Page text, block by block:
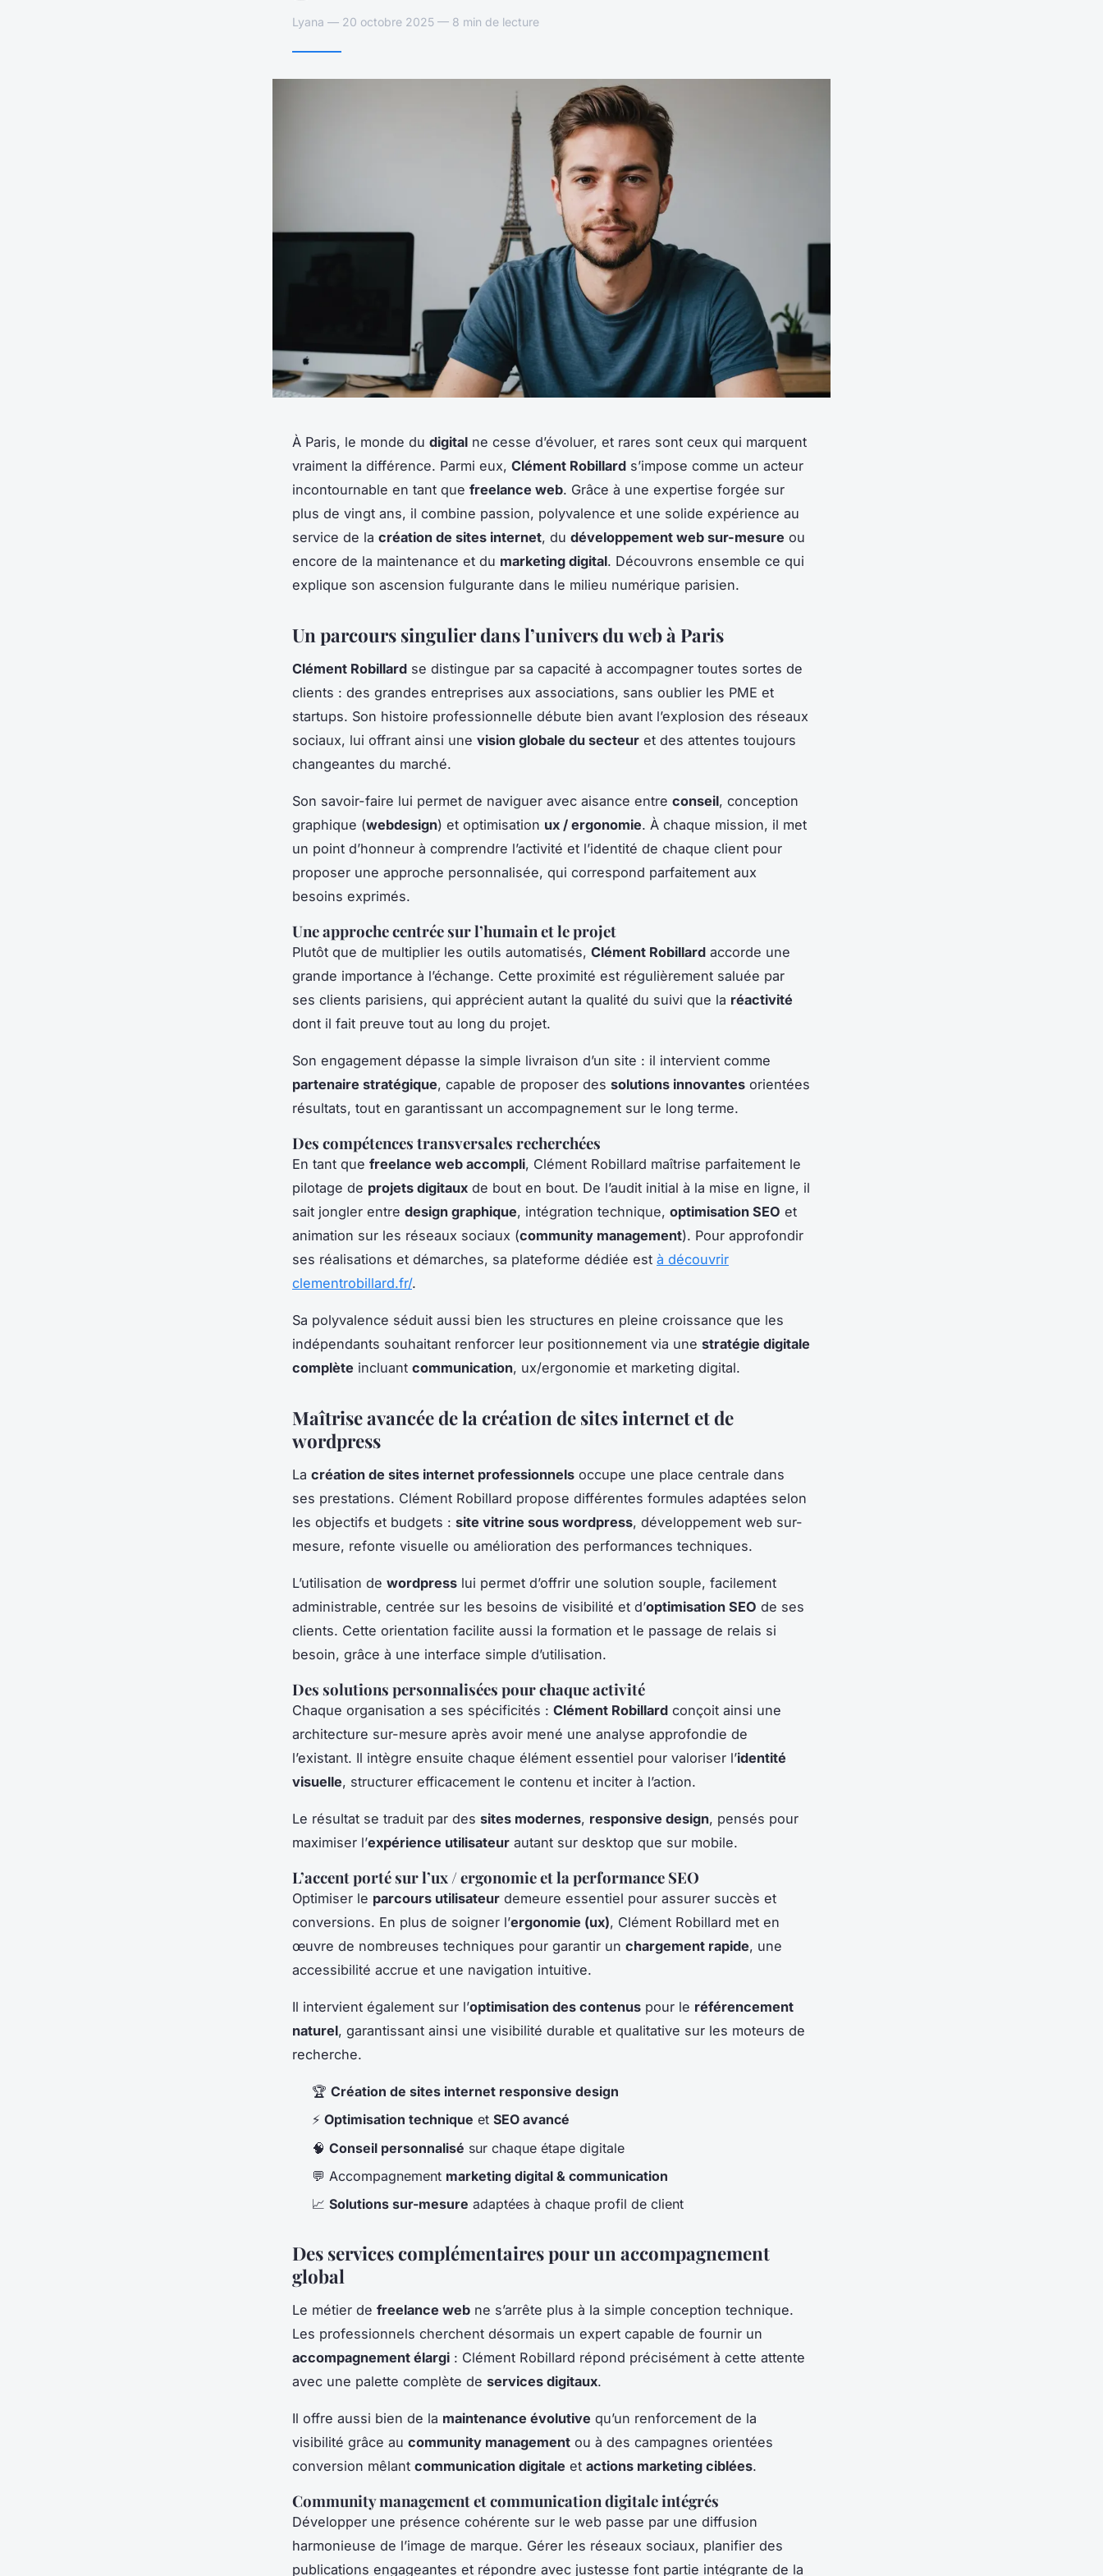
Lyana — 20 octobre 2025 — 8 min de lecture
À Paris, le monde du digital ne cesse d’évoluer, et rares sont ceux qui marquent
vraiment la différence. Parmi eux, Clément Robillard s’impose comme un acteur
incontournable en tant que freelance web. Grâce à une expertise forgée sur
plus de vingt ans, il combine passion, polyvalence et une solide expérience au
service de la création de sites internet, du développement web sur-mesure ou
encore de la maintenance et du marketing digital. Découvrons ensemble ce qui
explique son ascension fulgurante dans le milieu numérique parisien.
Un parcours singulier dans l’univers du web à Paris
Clément Robillard se distingue par sa capacité à accompagner toutes sortes de
clients : des grandes entreprises aux associations, sans oublier les PME et
startups. Son histoire professionnelle débute bien avant l’explosion des réseaux
sociaux, lui offrant ainsi une vision globale du secteur et des attentes toujours
changeantes du marché.
Son savoir-faire lui permet de naviguer avec aisance entre conseil, conception
graphique (webdesign) et optimisation ux / ergonomie. À chaque mission, il met
un point d’honneur à comprendre l’activité et l’identité de chaque client pour
proposer une approche personnalisée, qui correspond parfaitement aux
besoins exprimés.
Une approche centrée sur l’humain et le projet
Plutôt que de multiplier les outils automatisés, Clément Robillard accorde une
grande importance à l’échange. Cette proximité est régulièrement saluée par
ses clients parisiens, qui apprécient autant la qualité du suivi que la réactivité
dont il fait preuve tout au long du projet.
Son engagement dépasse la simple livraison d’un site : il intervient comme
partenaire stratégique, capable de proposer des solutions innovantes orientées
résultats, tout en garantissant un accompagnement sur le long terme.
Des compétences transversales recherchées
En tant que freelance web accompli, Clément Robillard maîtrise parfaitement le
pilotage de projets digitaux de bout en bout. De l’audit initial à la mise en ligne, il
sait jongler entre design graphique, intégration technique, optimisation SEO et
animation sur les réseaux sociaux (community management). Pour approfondir
ses réalisations et démarches, sa plateforme dédiée est à découvrir
clementrobillard.fr/.
Sa polyvalence séduit aussi bien les structures en pleine croissance que les
indépendants souhaitant renforcer leur positionnement via une stratégie digitale
complète incluant communication, ux/ergonomie et marketing digital.
Maîtrise avancée de la création de sites internet et de
wordpress
La création de sites internet professionnels occupe une place centrale dans
ses prestations. Clément Robillard propose différentes formules adaptées selon
les objectifs et budgets : site vitrine sous wordpress, développement web sur-
mesure, refonte visuelle ou amélioration des performances techniques.
L’utilisation de wordpress lui permet d’offrir une solution souple, facilement
administrable, centrée sur les besoins de visibilité et d’optimisation SEO de ses
clients. Cette orientation facilite aussi la formation et le passage de relais si
besoin, grâce à une interface simple d’utilisation.
Des solutions personnalisées pour chaque activité
Chaque organisation a ses spécificités : Clément Robillard conçoit ainsi une
architecture sur-mesure après avoir mené une analyse approfondie de
l’existant. Il intègre ensuite chaque élément essentiel pour valoriser l’identité
visuelle, structurer efficacement le contenu et inciter à l’action.
Le résultat se traduit par des sites modernes, responsive design, pensés pour
maximiser l’expérience utilisateur autant sur desktop que sur mobile.
L’accent porté sur l’ux / ergonomie et la performance SEO
Optimiser le parcours utilisateur demeure essentiel pour assurer succès et
conversions. En plus de soigner l’ergonomie (ux), Clément Robillard met en
œuvre de nombreuses techniques pour garantir un chargement rapide, une
accessibilité accrue et une navigation intuitive.
Il intervient également sur l’optimisation des contenus pour le référencement
naturel, garantissant ainsi une visibilité durable et qualitative sur les moteurs de
recherche.
🏆 Création de sites internet responsive design
⚡ Optimisation technique et SEO avancé
🧠 Conseil personnalisé sur chaque étape digitale
💬 Accompagnement marketing digital & communication
📈 Solutions sur-mesure adaptées à chaque profil de client
Des services complémentaires pour un accompagnement
global
Le métier de freelance web ne s’arrête plus à la simple conception technique.
Les professionnels cherchent désormais un expert capable de fournir un
accompagnement élargi : Clément Robillard répond précisément à cette attente
avec une palette complète de services digitaux.
Il offre aussi bien de la maintenance évolutive qu’un renforcement de la
visibilité grâce au community management ou à des campagnes orientées
conversion mêlant communication digitale et actions marketing ciblées.
Community management et communication digitale intégrés
Développer une présence cohérente sur le web passe par une diffusion
harmonieuse de l’image de marque. Gérer les réseaux sociaux, planifier des
publications engageantes et répondre avec justesse font partie intégrante de la